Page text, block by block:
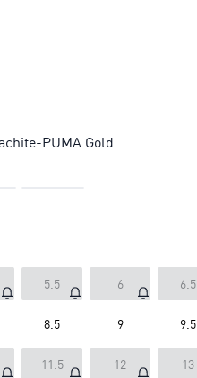
Smash 3.0 Cuero unisex
PUMA Gold
5.5 6 6.5
8.5 9 9.5
11.5 12 13